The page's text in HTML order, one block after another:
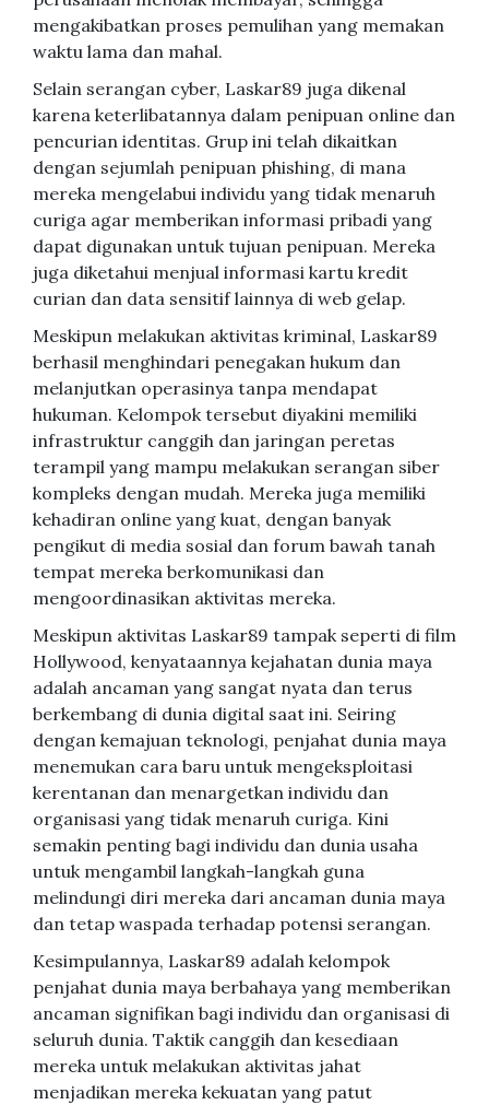
mengakibatkan proses pemulihan yang memakan
waktu lama dan mahal.
Selain serangan cyber, Laskar89 juga dikenal
karena keterlibatannya dalam penipuan online dan
pencurian identitas. Grup ini telah dikaitkan
dengan sejumlah penipuan phishing, di mana
mereka mengelabui individu yang tidak menaruh
curiga agar memberikan informasi pribadi yang
dapat digunakan untuk tujuan penipuan. Mereka
juga diketahui menjual informasi kartu kredit
curian dan data sensitif lainnya di web gelap.
Meskipun melakukan aktivitas kriminal, Laskar89
berhasil menghindari penegakan hukum dan
melanjutkan operasinya tanpa mendapat
hukuman. Kelompok tersebut diyakini memiliki
infrastruktur canggih dan jaringan peretas
terampil yang mampu melakukan serangan siber
kompleks dengan mudah. Mereka juga memiliki
kehadiran online yang kuat, dengan banyak
pengikut di media sosial dan forum bawah tanah
tempat mereka berkomunikasi dan
mengoordinasikan aktivitas mereka.
Meskipun aktivitas Laskar89 tampak seperti di film
Hollywood, kenyataannya kejahatan dunia maya
adalah ancaman yang sangat nyata dan terus
berkembang di dunia digital saat ini. Seiring
dengan kemajuan teknologi, penjahat dunia maya
menemukan cara baru untuk mengeksploitasi
kerentanan dan menargetkan individu dan
organisasi yang tidak menaruh curiga. Kini
semakin penting bagi individu dan dunia usaha
untuk mengambil langkah-langkah guna
melindungi diri mereka dari ancaman dunia maya
dan tetap waspada terhadap potensi serangan.
Kesimpulannya, Laskar89 adalah kelompok
penjahat dunia maya berbahaya yang memberikan
ancaman signifikan bagi individu dan organisasi di
seluruh dunia. Taktik canggih dan kesediaan
mereka untuk melakukan aktivitas jahat
menjadikan mereka kekuatan yang patut